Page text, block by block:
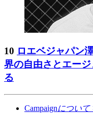
10 ロエベジャパン
界の自由さとエー
る
Campaignについて